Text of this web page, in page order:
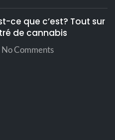
Profil des
Épicé,
terreux,
ce que c’est? Tout sur
de cannabis
No Comments